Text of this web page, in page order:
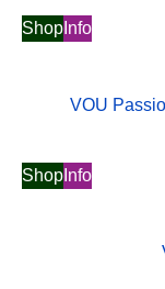
Shop Info
VOU
Shop Info